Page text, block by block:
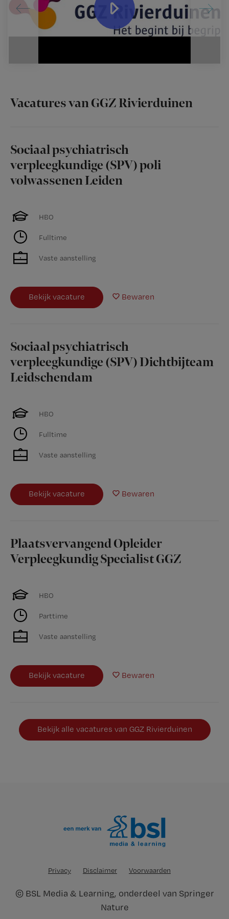
Vacatures van GGZ Rivierduinen
Sociaal psychiatrisch
verpleegkundige (SPV) poli
volwassenen Leiden
HBO
Fulltime
Vaste aanstelling
Bekijk vacature Bewaren
Sociaal psychiatrisch
verpleegkundige (SPV) Dichtbijteam
Leidschendam
HBO
Fulltime
Vaste aanstelling
Bekijk vacature Bewaren
Plaatsvervangend Opleider
Verpleegkundig Specialist GGZ
HBO
Parttime
Vaste aanstelling
Bekijk vacature Bewaren
Bekijk alle vacatures van GGZ Rivierduinen
Privacy Disclaimer Voorwaarden
© BSL Media & Learning, onderdeel van Springer
Nature